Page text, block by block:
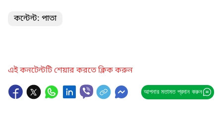
কন্টেন্ট: পাতা
এই কনটেন্টটি শেয়ার করতে ক্লিক করুন
আপনার মতামত প্রদান করুন